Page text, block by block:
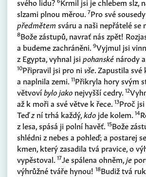
svého lidu? Krmil jsi je chlebem slz,
slzami plnou měrou. 7Pro své
předmětem sváru a naši nepřátelé se
8Bože zástupů, navrať nás zpět!
a budeme zachráněni. 9Vyjmul jsi
z Egypta, vyhnal jsi pohanské národy
10Připravil jsi pro ni vše. Zapustila své
a naplnila zemi. 11Přikryla hory svým
větvovíbylo jako nejvyšší cedry. 12
až k moři a své větve k řece. 13Proč
Teďz ní trhá každý,kdo jde kolem. 14
z lesa, spásá ji polní havěť. 15Bože
shlédni z nebes a pohleď; a postarej se
kmen, který zasadila tvá pravice, o
vypěstoval. 17Je spálena ohněm,je
výhrůžné tváře hynou! 18Budiž tvá